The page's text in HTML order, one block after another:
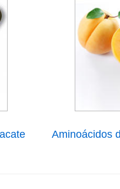
Aminoácidos